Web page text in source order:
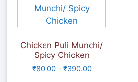
Chicken Puli Munchi/
Spicy Chicken
₹80.00–₹390.00